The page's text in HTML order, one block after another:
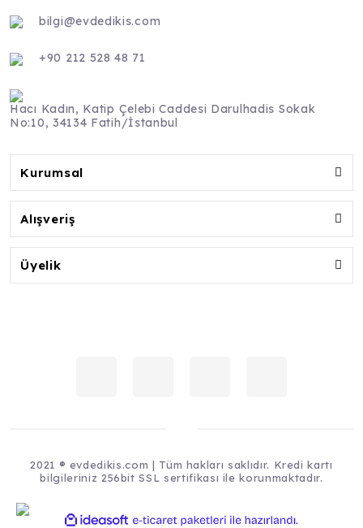
bilgi@evdedikis.com
+90 212 528 48 71
Hacı Kadın, Katip Çelebi Caddesi Darulhadis Sokak
No:10, 34134 Fatih/İstanbul
Kurumsal
Alışveriş
Üyelik
2021 ® evdedikis.com | Tüm hakları saklıdır. Kredi kartı
bilgileriniz 256bit SSL sertifikası ile korunmaktadır.
ideasoft e-